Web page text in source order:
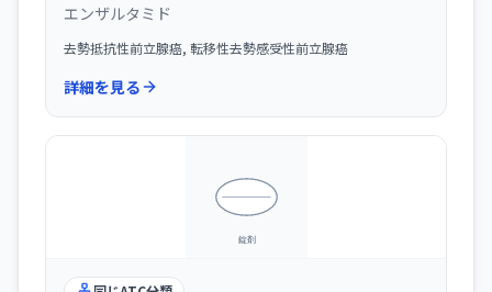
エンザルタミド
去勢抵抗性前立腺癌, 転移性去勢感受性前立腺癌
詳細を見る